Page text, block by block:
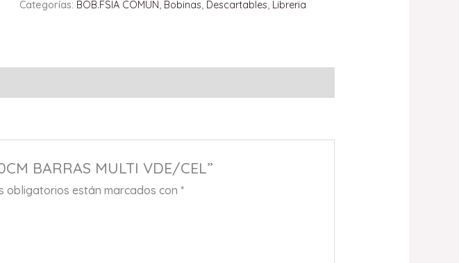
Categorías: BOB.FSIA COMUN, Bobinas, Descartables, Libreria
BARRAS MULTI VDE/CEL”
obligatorios están marcados con*